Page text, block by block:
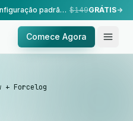
Configuração feita para você — configuração padrão, realizada pela nossa equipe. $149GRÁTIS
Comece Agora
+ Forcelog